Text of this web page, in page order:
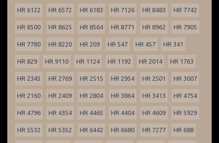
HR 6122 HR 6572 HR 6183 HR 7126 HR 8483 HR 7742
HR 8500 HR 8625 HR 8564 HR 8771 HR 8962 HR 7905
HR 7780 HR 8220 HR 209 HR 547 HR 457 HR 341
HR 829 HR 9110 HR 1124 HR 1192 HR 2014 HR 1763
HR 2345 HR 2769 HR 2515 HR 2954 HR 2501 HR 3007
HR 2160 HR 2409 HR 2804 HR 3864 HR 3413 HR 4754
HR 4796 HR 4354 HR 4465 HR 4404 HR 4609 HR 5929
HR 5532 HR 5352 HR 6442 HR 6680 HR 7277 HR 688